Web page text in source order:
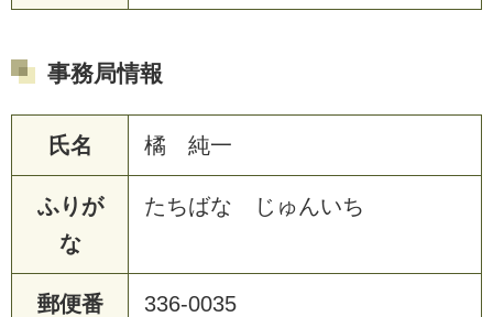
事務局情報
氏名 橘 純一
ふりが
な
たちばな じゅんいち
郵便番
336-0035